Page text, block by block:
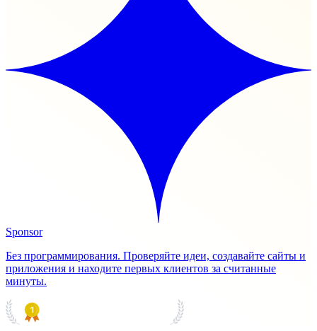
Sponsor
Без программирования. Проверяйте идеи, создавайте сайты и
приложения и находите первых клиентов за считанные
минуты.